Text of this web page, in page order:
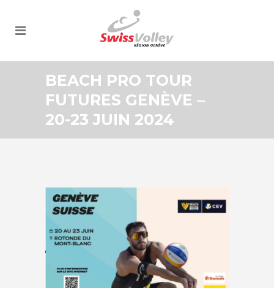
BEACH PRO TOUR
FUTURES GENÈVE –
20-23 JUIN 2024